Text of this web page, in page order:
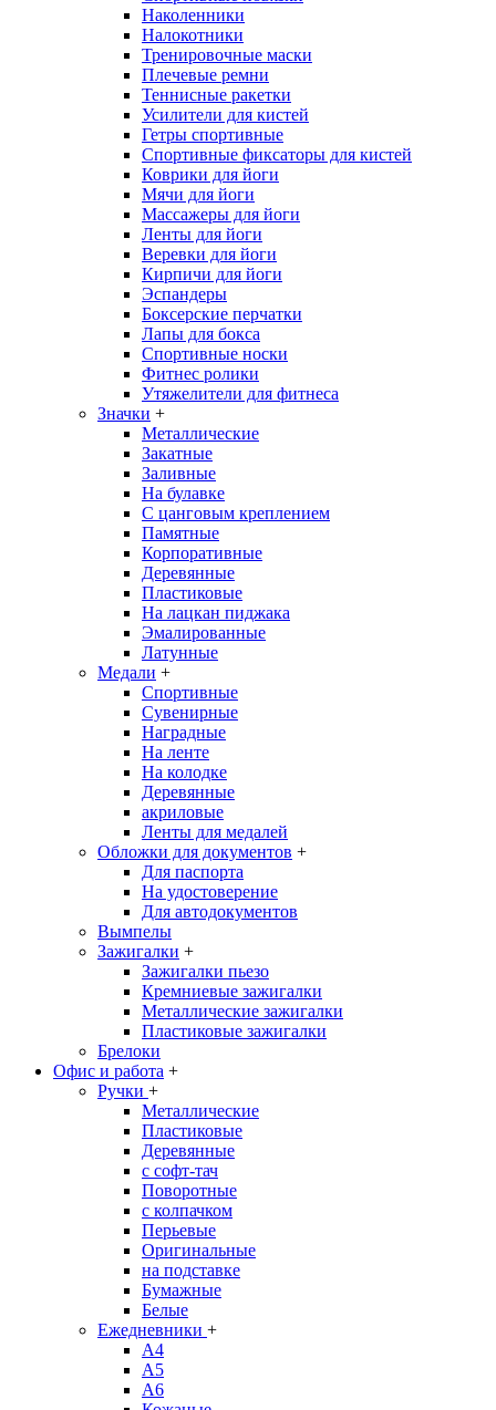
Наколенники
Налокотники
Тренировочные маски
Плечевые ремни
Теннисные ракетки
Усилители для кистей
Гетры спортивные
Спортивные фиксаторы для кистей
Коврики для йоги
Мячи для йоги
Массажеры для йоги
Ленты для йоги
Веревки для йоги
Кирпичи для йоги
Эспандеры
Боксерские перчатки
Лапы для бокса
Спортивные носки
Фитнес ролики
Утяжелители для фитнеса
Значки +
Металлические
Закатные
Заливные
На булавке
С цанговым креплением
Памятные
Корпоративные
Деревянные
Пластиковые
На лацкан пиджака
Эмалированные
Латунные
Медали +
Спортивные
Сувенирные
Наградные
На ленте
На колодке
Деревянные
акриловые
Ленты для медалей
Обложки для документов +
Для паспорта
На удостоверение
Для автодокументов
Вымпелы
Зажигалки +
Зажигалки пьезо
Кремниевые зажигалки
Металлические зажигалки
Пластиковые зажигалки
Брелоки
Офис и работа +
Ручки +
Металлические
Пластиковые
Деревянные
с софт-тач
Поворотные
с колпачком
Перьевые
Оригинальные
на подставке
Бумажные
Белые
Ежедневники +
A4
A5
A6